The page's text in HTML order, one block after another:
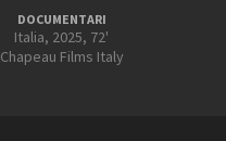
DOCUMENTARI
Italia, 2025, 72'
Chapeau Films Italy